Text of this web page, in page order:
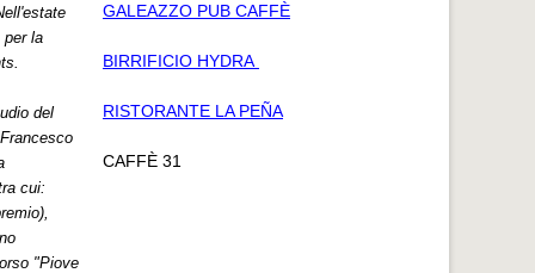
per la
del
cui:
"Piove
GALEAZZO PUB CAFFÈ
BIRRIFICIO HYDRA
RISTORANTE LA PEÑA
CAFFÈ 31